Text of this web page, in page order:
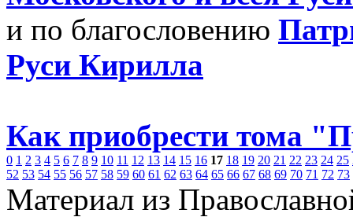
и по благословению
Руси Кирилла
Как приобрести тома
0 1 2 3 4 5 6 7 8 9 10 11 12 13 14 15 16 17 18 19 20 21 22 23 24 25
52 53 54 55 56 57 58 59 60 61 62 63 64 65 66 67 68 69 70 71 72 73
Материал из